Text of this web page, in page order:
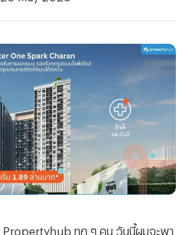
Propertyhub ทุก ๆ คน วันนี้ผมจะพา